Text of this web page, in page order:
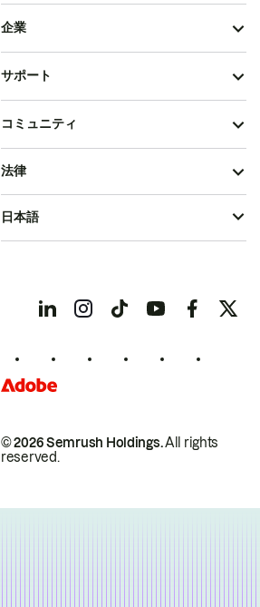
企業
サポート
コミュニティ
© 2026 Semrush Holdings.All rights
reserved.
法律
日本語